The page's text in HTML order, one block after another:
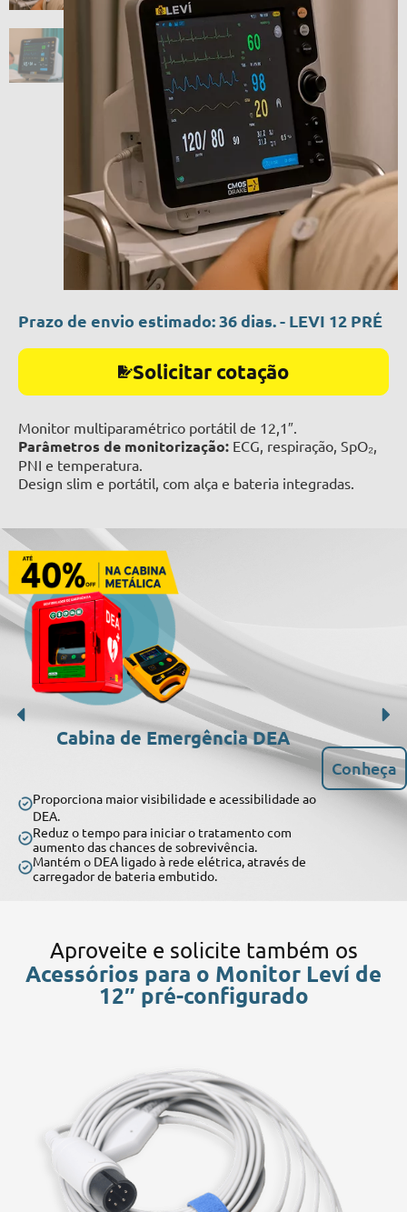
Monitor multiparamétrico portátil de 12,1″.
Parâmetros de monitorização: ECG, respiração, SpO₂,
PNI e temperatura.
Design slim e portátil, com alça e bateria integradas.
Prazo de envio estimado: 36 dias. - LEVI 12 PRÉ
Solicitar cotação
Cabina de Emergência DEA
Conheça
Proporciona maior visibilidade e acessibilidade ao
DEA.
Reduz o tempo para iniciar o tratamento com
aumento das chances de sobrevivência.
Mantém o DEA ligado à rede elétrica, através de
carregador de bateria embutido.
Aproveite e solicite também os
Acessórios para o Monitor Leví de
12″ pré-configurado